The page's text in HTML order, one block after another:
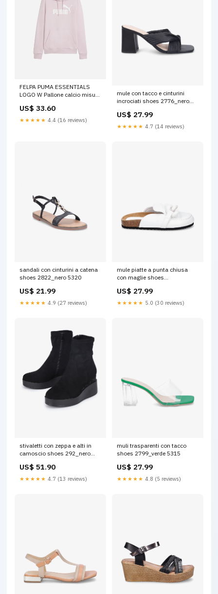
FELPA PUMA ESSENTIALS
LOGO W Pallone calcio misura
US$ 33.60
★★★★★ 4.4 (16 reviews)
mule con tacco e cinturini
incrociati shoes 2776_nero
US$ 27.99
★★★★★ 4.7 (14 reviews)
sandali con cinturini a catena
shoes 2822_nero 5320
US$ 21.99
★★★★★ 4.9 (27 reviews)
mule piatte a punta chiusa
con maglie shoes
US$ 27.99
★★★★★ 5.0 (30 reviews)
stivaletti con zeppa e alti in
camoscio shoes 292_nero
US$ 51.90
★★★★★ 4.7 (13 reviews)
muli trasparenti con tacco
shoes 2799_verde 5315
US$ 27.99
★★★★★ 4.8 (5 reviews)